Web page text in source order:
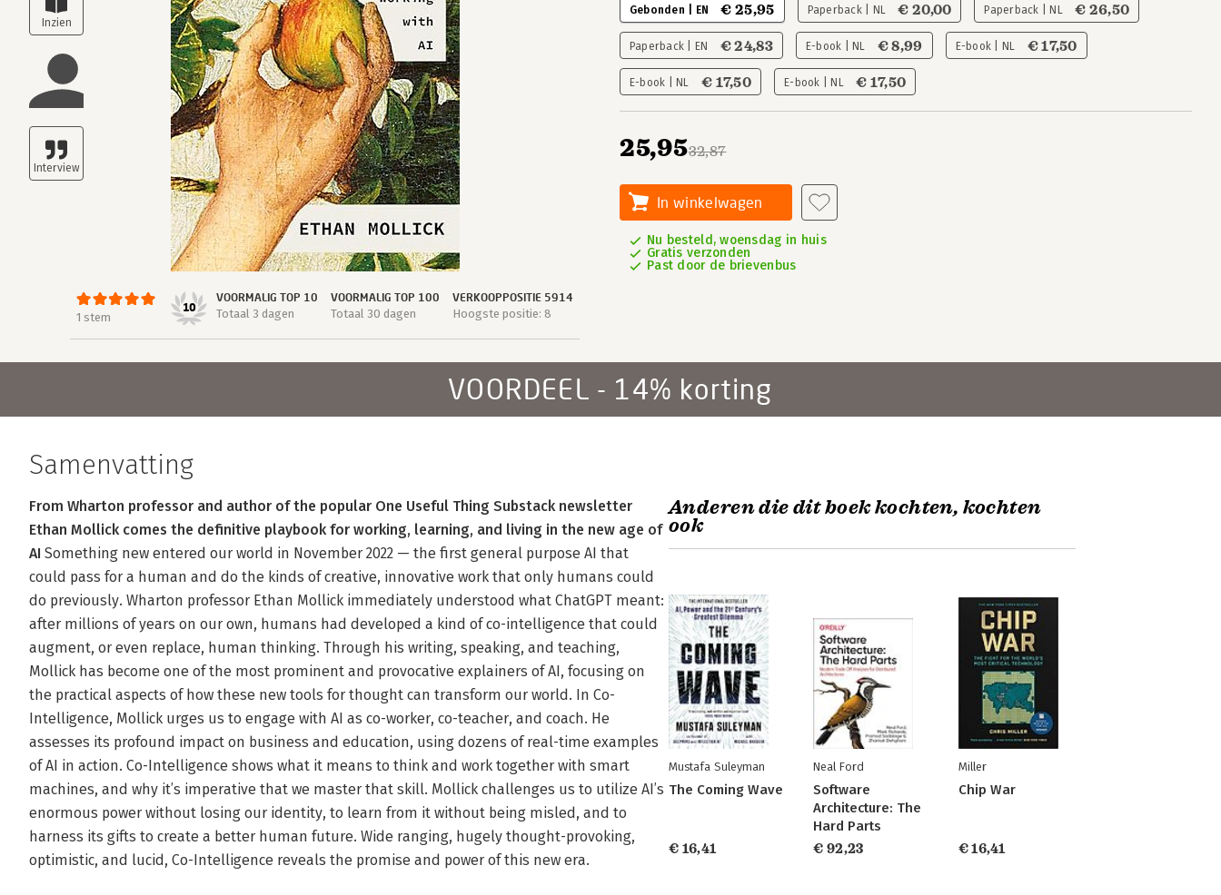
1 stem
10
VOORMALIG TOP 10
Totaal 3 dagen
VOORMALIG TOP 100
Totaal 30 dagen
VERKOOPPOSITIE 5914
Hoogste positie: 8
Gebonden | EN € 25,95 Paperback | NL € 20,00 Paperback | NL € 26,50
Paperback | EN € 24,83 E-book | NL € 8,99 E-book | NL € 17,50
E-book | NL € 17,50 E-book | NL € 17,50
32,87
25,95
In winkelwagen
Nu besteld, woensdag in huis
Gratis verzonden
Past door de brievenbus
VOORDEEL - 14% korting
Samenvatting
From Wharton professor and author of the popular One Useful Thing Substack newsletter
Ethan Mollick comes the definitive playbook for working, learning, and living in the new age of
AI Something new entered our world in November 2022 — the first general purpose AI that
could pass for a human and do the kinds of creative, innovative work that only humans could
do previously. Wharton professor Ethan Mollick immediately understood what ChatGPT meant:
after millions of years on our own, humans had developed a kind of co-intelligence that could
augment, or even replace, human thinking. Through his writing, speaking, and teaching,
Mollick has become one of the most prominent and provocative explainers of AI, focusing on
the practical aspects of how these new tools for thought can transform our world. In Co-
Intelligence, Mollick urges us to engage with AI as co-worker, co-teacher, and coach. He
assesses its profound impact on business and education, using dozens of real-time examples
of AI in action. Co-Intelligence shows what it means to think and work together with smart
machines, and why it’s imperative that we master that skill. Mollick challenges us to utilize AI’s
enormous power without losing our identity, to learn from it without being misled, and to
harness its gifts to create a better human future. Wide ranging, hugely thought-provoking,
optimistic, and lucid, Co-Intelligence reveals the promise and power of this new era.
Anderen die dit boek kochten, kochten
ook
Mustafa Suleyman
The Coming Wave
€ 16,41
Neal Ford
Software
Architecture: The
Hard Parts
€ 92,23
Miller
Chip War
€ 16,41